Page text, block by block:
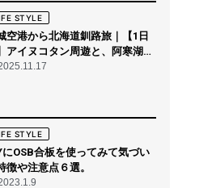
STYLE
空港から北海道釧路旅｜【1日
アイヌコタン周遊と、阿寒湖の
幻想的ナイトウォーク「カムイ
STYLE
にOSB合板を使ってみて気づい
徴や注意点６選。